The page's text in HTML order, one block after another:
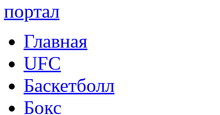
Главная
UFC
Баскетболл
Бокс